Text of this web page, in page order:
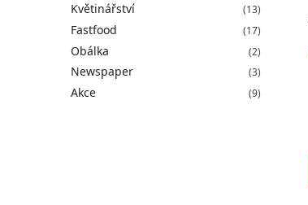
Květinářství (13)
Fastfood (17)
Obálka (2)
Newspaper (3)
Akce (9)